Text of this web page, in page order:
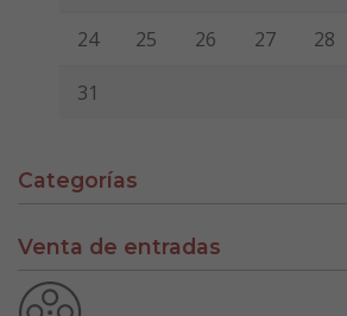
24 25 26 27 28
31
Categorías
Venta de entradas